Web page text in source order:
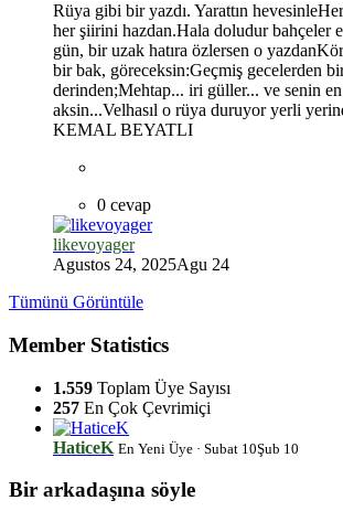
Rüya gibi bir yazdı. Yarattın
her şiirini hazdan.Hala doludur bahçeler
gün, bir uzak hatıra özlersen o
bir bak, göreceksin:Geçmiş gecelerden
derinden;Mehtap... iri güller... ve senin
aksin...Velhasıl o rüya duruyor yerli
KEMAL BEYATLI
0 cevap
likevoyager
Agustos 24, 2025Agu 24
Tümünü Görüntüle
Member Statistics
1.559 Toplam Üye Sayısı
257 En Çok Çevrimiçi
HaticeK En Yeni Üye · Subat 10Şub 10
Bir arkadaşına söyle